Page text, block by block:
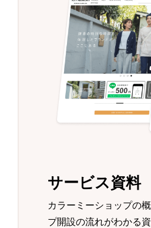
サービス資料
カラーミーショップの
プ開設の流れがわかる